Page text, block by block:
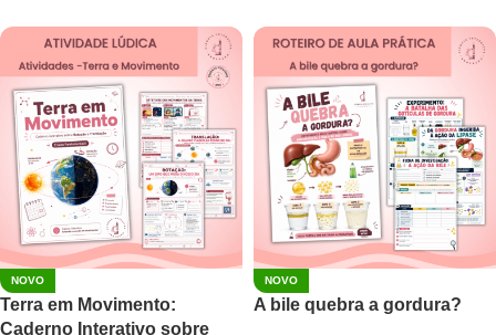
NOVO
Terra em Movimento:
Caderno Interativo sobre
NOVO
A bile quebra a gordura?